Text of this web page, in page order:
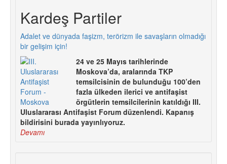
Kardeş Partiler
Adalet ve dünyada faşizm, terörizm ile savaşların olmadığı
bir gelişim için!
24 ve 25 Mayıs tarihlerinde
Moskova’da, aralarında TKP
temsilcisinin de bulunduğu 100’den
fazla ülkeden ilerici ve antifaşist
örgütlerin temsilcilerinin katıldığı III.
Uluslararası Antifaşist Forum düzenlendi. Kapanış
bildirisini burada yayınlıyoruz.
Devamı